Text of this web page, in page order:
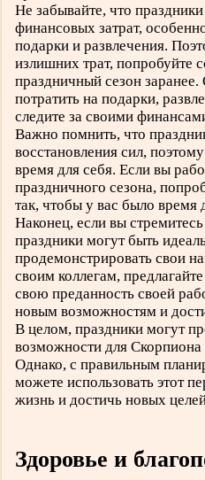
Не забывайте, что
финансовых затрат,
подарки и развлечения.
излишних трат, попробуйте
праздничный сезон
потратить на подарки,
следите за своими
Важно помнить, что
восстановления сил,
время для себя. Если вы
праздничного сезона,
так, чтобы у вас было время
Наконец, если вы
праздники могут быть
продемонстрировать свои
своим коллегам,
свою преданность своей
новым возможностям и
В целом, праздники могут
возможности для Скорпиона
Однако, с правильным
можете использовать этот
жизнь и достичь новых
Здоровье и